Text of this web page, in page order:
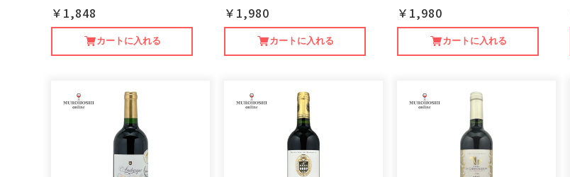
￥1,848
カートに入れる
￥1,980
カートに入れる
￥1,980
カートに入れる